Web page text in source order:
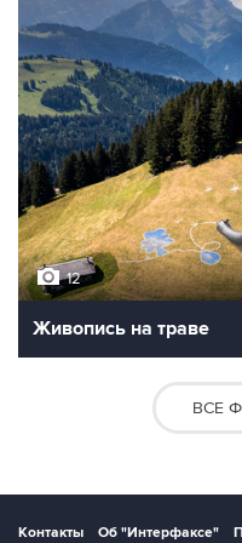
12
Живопись на траве
ВСЕ
Контакты Об "Интерфаксе"